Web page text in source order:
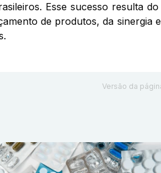
Esse sucesso resulta
de produtos, da
Versão da